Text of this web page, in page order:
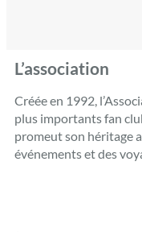
L’association
Créée en 1992,
plus importants fan
promeut son héritage
événements et des